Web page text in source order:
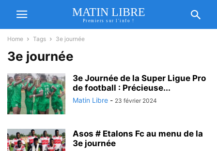
MATIN LIBRE
Premiers sur l'info !
Home Tags 3e journée
3e journée
3e Journée de la Super Ligue Pro
de football : Précieuse...
Matin Libre - 23 février 2024
Asos # Etalons Fc au menu de la
3e journée